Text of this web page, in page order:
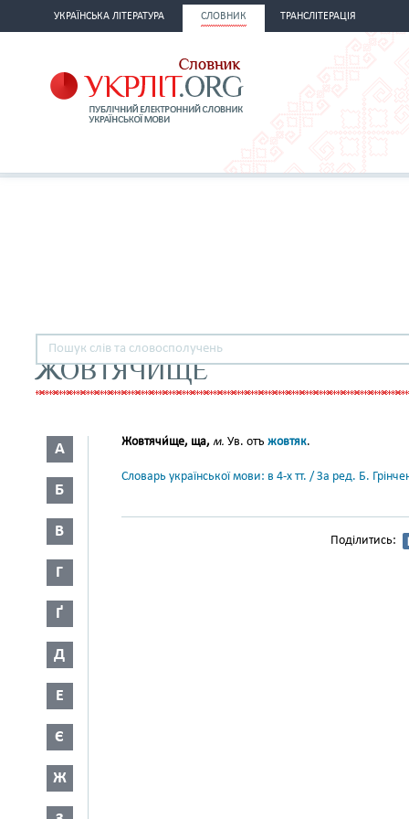
УКРАЇНСЬКА ЛІТЕРАТУРА СЛОВНИК ТРАНСЛІТЕРАЦІЯ
ЖОВТЯЧИЩЕ
А
Б
В
Г
Ґ
Д
Е
Є
Ж
Жовтячи́ще, ща, м. Ув. отъ жовтяк.
Словарь української мови: в 4-х тт. / За ред. Б.
Поділитись: